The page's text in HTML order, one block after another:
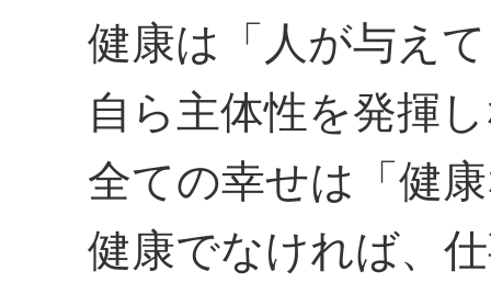
健康は「人が与え
自ら主体性を発揮
全ての幸せは「健
健康でなければ、